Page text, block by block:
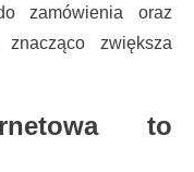
zamówienia oraz
zwiększa
to